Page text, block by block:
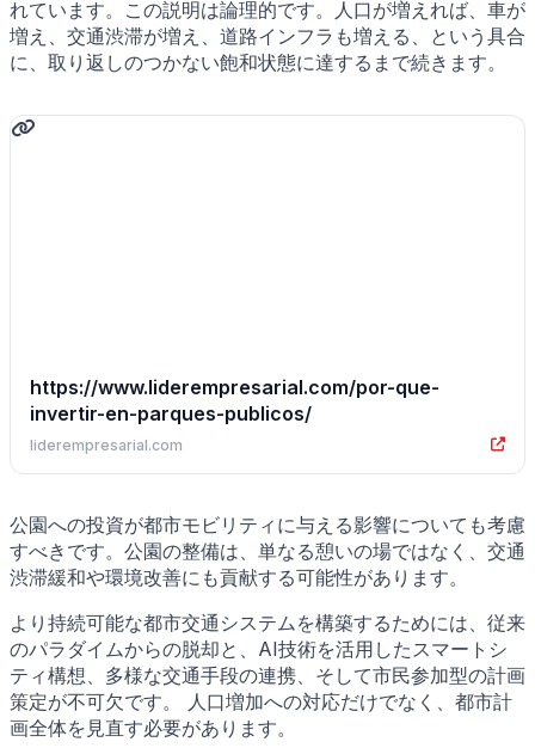
れています。この説明は論理的です。人口が増えれば、車が
増え、交通渋滞が増え、道路インフラも増える、という具合
に、取り返しのつかない飽和状態に達するまで続きます。
https://www.liderempresarial.com/por-que-
invertir-en-parques-publicos/
liderempresarial.com
公園への投資が都市モビリティに与える影響についても考慮
すべきです。公園の整備は、単なる憩いの場ではなく、交通
渋滞緩和や環境改善にも貢献する可能性があります。
より持続可能な都市交通システムを構築するためには、従来
のパラダイムからの脱却と、AI技術を活用したスマートシ
ティ構想、多様な交通手段の連携、そして市民参加型の計画
策定が不可欠です。 人口増加への対応だけでなく、都市計
画全体を見直す必要があります。